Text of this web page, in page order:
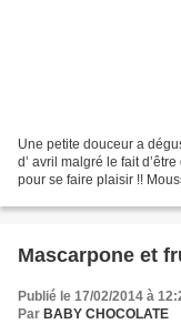
Une petite douceur a
d’ avril malgré le fait
pour se faire plaisir !!
Mascarpone et
Publié le 17/02/2014 à
Par BABY CHOCOLATE